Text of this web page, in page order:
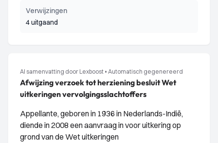
Verwijzingen
4 uitgaand
AI samenvatting door Lexboost • Automatisch gegenereerd
Afwijzing verzoek tot herziening besluit Wet
uitkeringen vervolgingsslachtoffers
Appellante, geboren in 1936 in Nederlands-Indië,
diende in 2008 een aanvraag in voor uitkering op
grond van de Wet uitkeringen